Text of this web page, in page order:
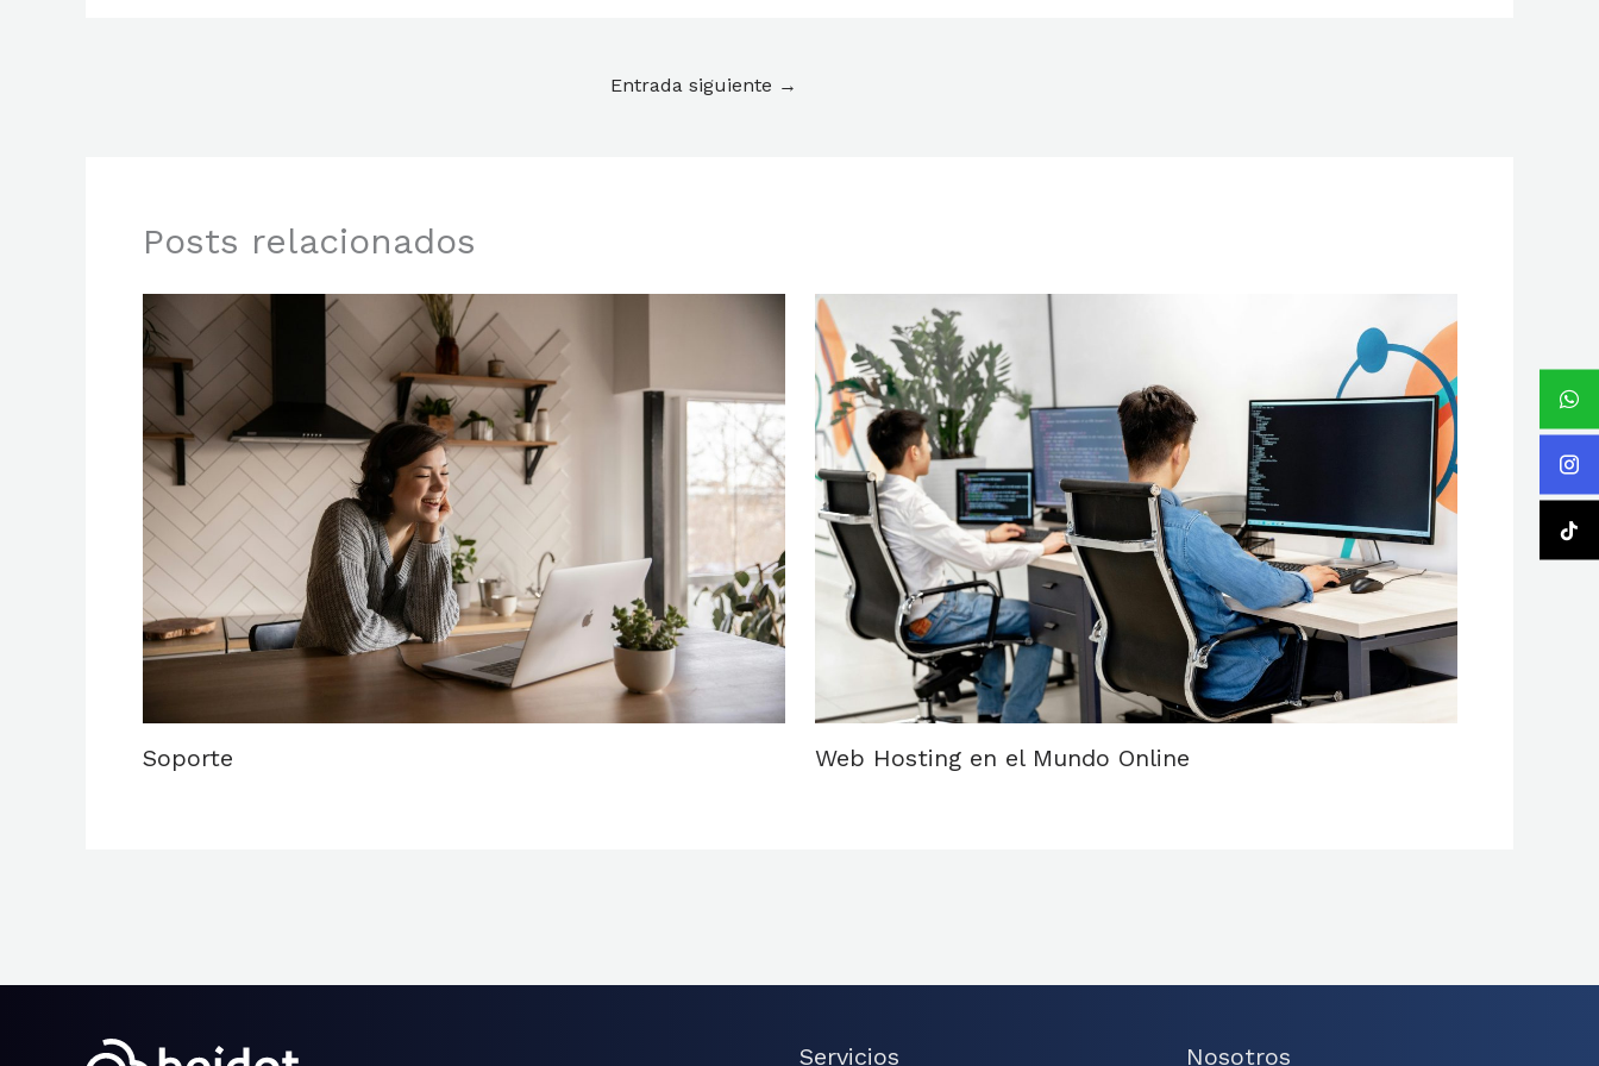
Entrada siguiente →
Posts relacionados
Soporte Web Hosting en el Mundo Online
Servicios Nosotros